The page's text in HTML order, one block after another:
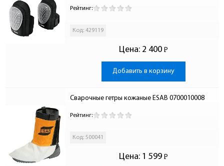
Рейтинг:
Код: 429119
Цена: 2 400 Р
-
Добавить в корзину
Сварочные гетры кожаные ESAB 0700010008
Рейтинг:
Код: 500041
Цена: 1 599 Р
-